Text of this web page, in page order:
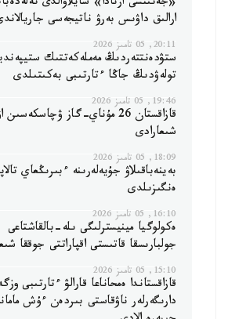
ارالىق داۋىس بەرۋ ناتيجەسى
20:11, 05 تامىز 2026
ستۋدەنتتەردىڭ مەملەكەتتىك
تولەۋدىڭ جاڭا ءتارتىبى بەكىتىلدى
19:46, 05 تامىز 2026
قازاقستان 26 مۇناي-گاز
شىعارادى
18:09, 05 تامىز 2026
بەينەباقىلاۋ جۇيەلەرىنە ءبىرىڭعاي
ەنگىزىلدى
16:10, 05 تامىز 2026
ەكولوگيا مينيسترلىگى ىلە-بالقاشتاعى
جولبارىسقا قاتىستى اقپاراتتى جوققا
15:10, 05 تامىز 2026
قازاقستاندا ەمحاناعا قارالۋ ءتارتىبى
دارىگەرلەر ناۋقاستى بىردەن ءۇش